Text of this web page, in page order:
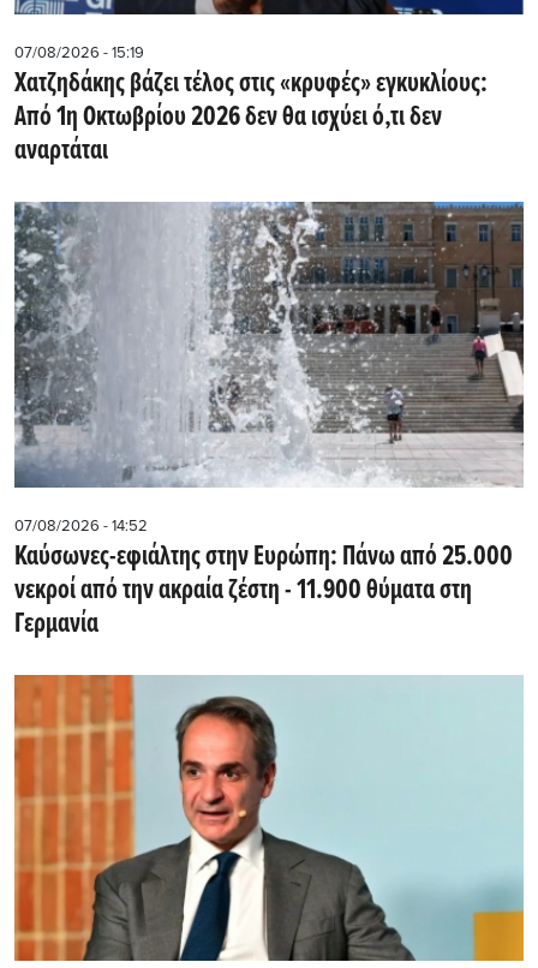
07/08/2026 - 15:19
Χατζηδάκης βάζει τέλος στις «κρυφές» εγκυκλίους:
Από 1η Οκτωβρίου 2026 δεν θα ισχύει ό,τι δεν
αναρτάται
07/08/2026 - 14:52
Καύσωνες-εφιάλτης στην Ευρώπη: Πάνω από 25.000
νεκροί από την ακραία ζέστη - 11.900 θύματα στη
Γερμανία